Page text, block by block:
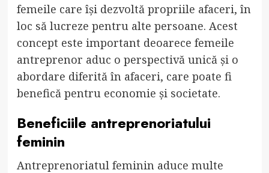
femeile care își dezvoltă propriile afaceri, în
loc să lucreze pentru alte persoane. Acest
concept este important deoarece femeile
antreprenor aduc o perspectivă unică și o
abordare diferită în afaceri, care poate fi
benefică pentru economie și societate.
Beneficiile antreprenoriatului
feminin
Antreprenoriatul feminin aduce multe